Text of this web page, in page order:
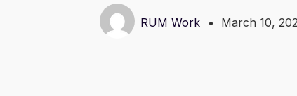
RUM Work March 10,